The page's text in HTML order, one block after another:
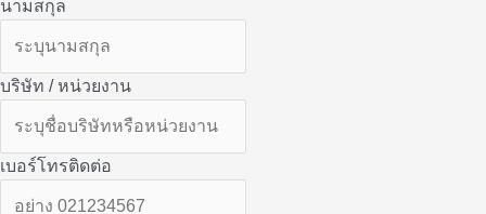
นามสกุล
บริษัท / หน่วยงาน
เบอร์โทรติดต่อ